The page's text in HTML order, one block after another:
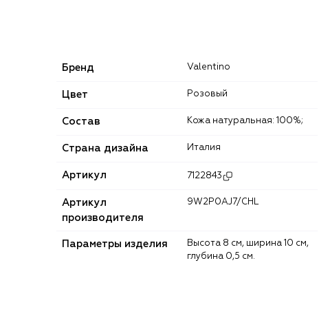
Бренд Valentino
Цвет Розовый
Состав Кожа натуральная: 100%;
Страна дизайна Италия
Артикул 7122843
Артикул
производителя
9W2P0AJ7/CHL
Параметры изделия
Высота 8 см, ширина 10 см,
глубина 0,5 см.